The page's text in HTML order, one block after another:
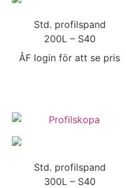
Std. profilspand
200L – S40
ÅF login för att se pris
Std. profilspand
300L – S40